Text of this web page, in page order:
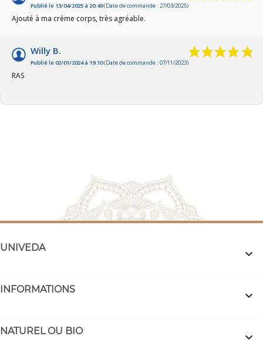
Publié le 13/04/2025 à 20:49(Date de commande : 27/03/2025)
Ajouté à ma crème corps, très agréable.
Willy B.
Publié le 02/01/2024 à 19:10(Date de commande : 07/11/2023)
RAS
UNIVEDA 
INFORMATIONS 
NATUREL OU BIO 